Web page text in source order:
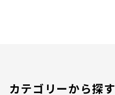
カテゴリーから探す